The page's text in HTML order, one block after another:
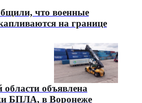
что военные
на границе
объявлена
БПЛА, в Воронеже